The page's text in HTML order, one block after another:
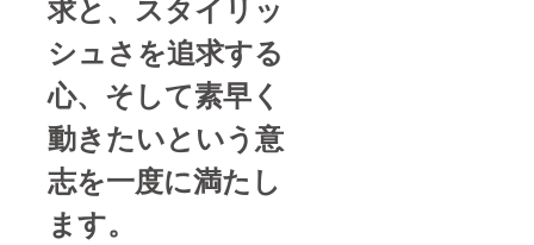
求と、スタイリッ
シュさを追求する
心、そして素早く
動きたいという意
志を一度に満たし
ます。